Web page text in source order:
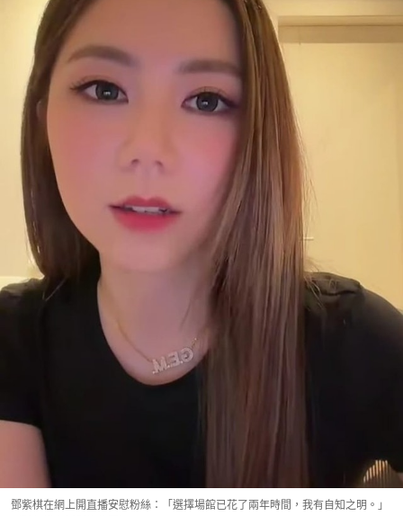
鄧紫棋在網上開直播安慰粉絲：「選擇場館已花了兩年時間，我有自知之明。」